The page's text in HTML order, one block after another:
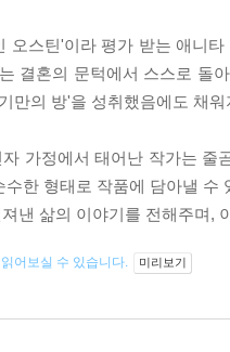
오스틴'이라 평가 받는 애니
결혼의 문턱에서 스스로 돌
만의 방'을 성취했음에도 채
가정에서 태어난 작가는
수한 형태로 작품에 담아낼
낸 삶의 이야기를 전해주며,
어보실 수 있습니다. 미리보기